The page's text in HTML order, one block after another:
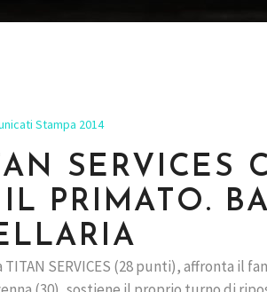
Stampa 2014
SERVICES
PRIMATO.
TITAN SERVICES (28 punti), affronta il